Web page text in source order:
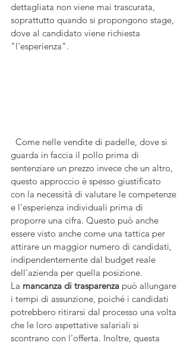
dettagliata non viene mai trascurata,
soprattutto quando si propongono stage,
dove al candidato viene richiesta
"l'esperienza".
guarda in faccia il pollo prima di
sentenziare un prezzo invece che un altro,
questo approccio è spesso giustificato
con la necessità di valutare le competenze
e l'esperienza individuali prima di
proporre una cifra. Questo può anche
essere visto anche come una tattica per
attirare un maggior numero di candidati,
indipendentemente dal budget reale
dell'azienda per quella posizione.
La mancanza di trasparenza può allungare
i tempi di assunzione, poiché i candidati
potrebbero ritirarsi dal processo una volta
che le loro aspettative salariali si
scontrano con l'offerta. Inoltre, questa